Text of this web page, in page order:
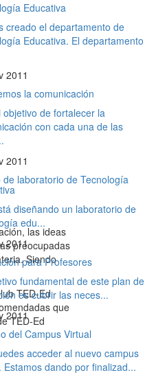
las ideas
preocupadas
Siendo
TED-Ed
que
TED-Ed
Educativa
creado el departamento de
Educativa. El departamento
2011
la comunicación
objetivo de fortalecer la
con cada una de las
2011
de laboratorio de Tecnología
diseñando un laboratorio de
edu...
2011
para Profesores
fundamental de este plan de
es cubrir las neces...
2011
del Campus Virtual
acceder al nuevo campus
Estamos dando por finalizad...